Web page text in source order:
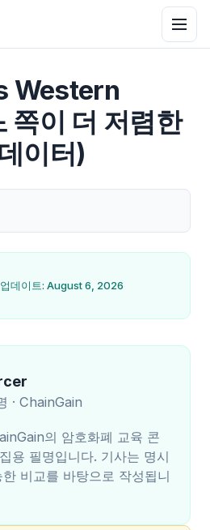
Western
쪽이 더 저렴한
이터)
업데이트: August 6, 2026
· ChainGain
의 암호화폐 교육 콘
용 필명입니다. 기사는 명시
비교를 바탕으로 작성됩니